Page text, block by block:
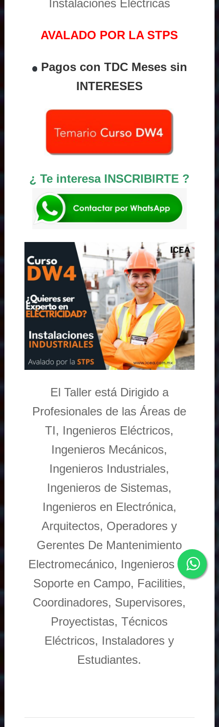
Instalaciones Eléctricas
AVALADO POR LA STPS
Pagos con TDC Meses sin
INTERESES
¿ Te interesa INSCRIBIRTE ?
El Taller está Dirigido a
Profesionales de las Áreas de
TI, Ingenieros Eléctricos,
Ingenieros Mecánicos,
Ingenieros Industriales,
Ingenieros de Sistemas,
Ingenieros en Electrónica,
Arquitectos, Operadores y
Gerentes De Mantenimiento
Electromecánico, Ingenieros de
Soporte en Campo, Facilities,
Coordinadores, Supervisores,
Proyectistas, Técnicos
Eléctricos, Instaladores y
Estudiantes.